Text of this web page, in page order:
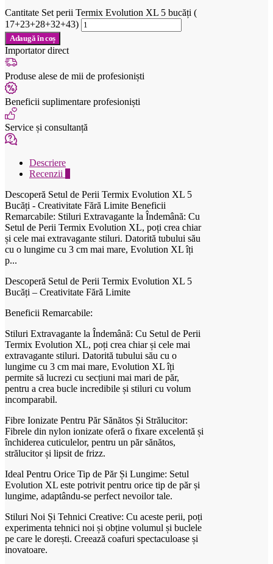
Cantitate Set perii Termix Evolution XL 5 bucăți (
17+23+28+32+43)
Adaugă în coș
Importator direct
Produse alese de mii de profesioniști
Beneficii suplimentare profesioniști
Service și consultanță
Descriere
Recenzii
Descoperă Setul de Perii Termix Evolution XL 5
Bucăți - Creativitate Fără Limite Beneficii
Remarcabile: Stiluri Extravagante la Îndemână: Cu
Setul de Perii Termix Evolution XL, poți crea chiar
și cele mai extravagante stiluri. Datorită tubului său
cu o lungime cu 3 cm mai mare, Evolution XL îți
p...
Descoperă Setul de Perii Termix Evolution XL 5
Bucăți – Creativitate Fără Limite
Beneficii Remarcabile:
Stiluri Extravagante la Îndemână: Cu Setul de Perii
Termix Evolution XL, poți crea chiar și cele mai
extravagante stiluri. Datorită tubului său cu o
lungime cu 3 cm mai mare, Evolution XL îți
permite să lucrezi cu secțiuni mai mari de păr,
pentru a crea bucle incredibile și stiluri cu volum
incomparabil.
Fibre Ionizate Pentru Păr Sănătos Și Strălucitor:
Fibrele din nylon ionizate oferă o fixare excelentă și
închiderea cuticulelor, pentru un păr sănătos,
strălucitor și lipsit de frizz.
Ideal Pentru Orice Tip de Păr Și Lungime: Setul
Evolution XL este potrivit pentru orice tip de păr și
lungime, adaptându-se perfect nevoilor tale.
Stiluri Noi Și Tehnici Creative: Cu aceste perii, poți
experimenta tehnici noi și obține volumul și buclele
pe care le dorești. Creează coafuri spectaculoase și
inovatoare.